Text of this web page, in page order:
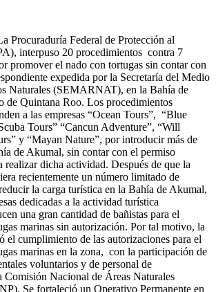
Procuraduría Federal de Protección al
interpuso 20 procedimientos contra 7
promover el nado con tortugas sin contar con
expedida por la Secretaría del Medio
Naturales (SEMARNAT), en la Bahía de
de Quintana Roo. Los procedimientos
a las empresas “Ocean Tours”, “Blue
Tours” “Cancun Adventure”, “Will
y “Mayan Nature”, por introducir más de
de Akumal, sin contar con el permiso
realizar dicha actividad. Después de que la
recientemente un número limitado de
la carga turística en la Bahía de Akumal,
dedicadas a la actividad turística
una gran cantidad de bañistas para el
marinas sin autorización. Por tal motivo, la
el cumplimiento de las autorizaciones para el
marinas en la zona, con la participación de
voluntarios y de personal de
Comisión Nacional de Áreas Naturales
Se fortaleció un Operativo Permanente en